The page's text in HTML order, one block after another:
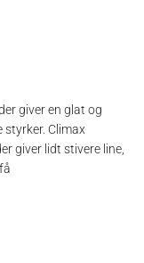
giver en glat og
Climax
giver lidt stivere line,